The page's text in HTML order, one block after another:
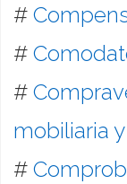
#
#
#
mobiliaria
#